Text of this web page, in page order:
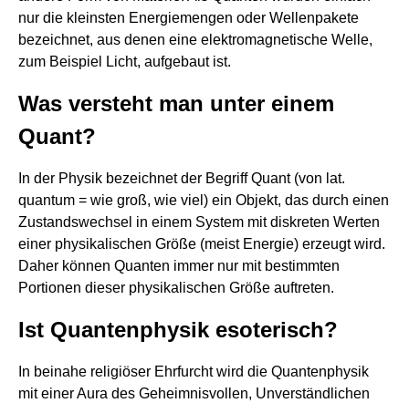
nur die kleinsten Energiemengen oder Wellenpakete
bezeichnet, aus denen eine elektromagnetische Welle,
zum Beispiel Licht, aufgebaut ist.
Was versteht man unter einem
Quant?
In der Physik bezeichnet der Begriff Quant (von lat.
quantum = wie groß, wie viel) ein Objekt, das durch einen
Zustandswechsel in einem System mit diskreten Werten
einer physikalischen Größe (meist Energie) erzeugt wird.
Daher können Quanten immer nur mit bestimmten
Portionen dieser physikalischen Größe auftreten.
Ist Quantenphysik esoterisch?
In beinahe religiöser Ehrfurcht wird die Quantenphysik
mit einer Aura des Geheimnisvollen, Unverständlichen